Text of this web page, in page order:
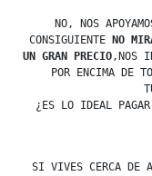
NO, NOS
CONSIGUIENTE
NO
UN GRAN PRECIO,NOS
POR ENCIMA DE
¿ES LO IDEAL
SI VIVES CERCA DE